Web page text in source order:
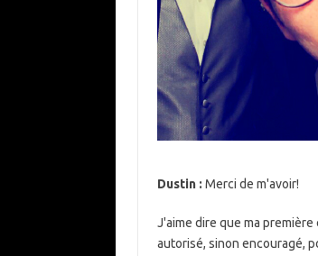
Dustin : Merci de m'avoir!
J'aime dire que ma
autorisé, sinon encouragé,